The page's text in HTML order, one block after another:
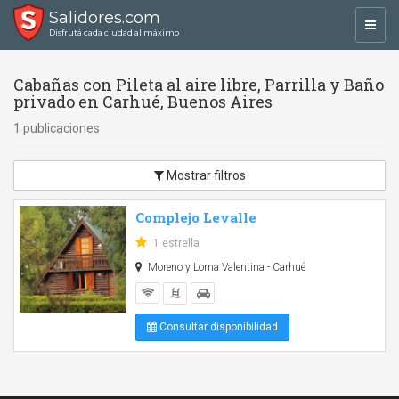
Salidores.com
Disfrutá cada ciudad al máximo
Cabañas con Pileta al aire libre, Parrilla y Baño
privado en Carhué, Buenos Aires
1 publicaciones
Mostrar filtros
Complejo Levalle
1 estrella
Moreno y Loma Valentina - Carhué
Consultar disponibilidad